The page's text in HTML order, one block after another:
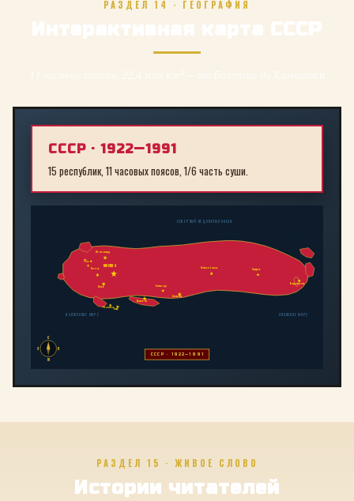
РАЗДЕЛ 14 · ГЕОГРАФИЯ
Интерактивная карта СССР
СССР · 1922—1991
15 республик, 11 часовых поясов, 1/6 часть суши.
МОСКВА
Ленинград
Киев
Минск
Ташкент
Алма-Ата
Байконур
Новосибирск Иркутск
Владивосток
ТбилисиБаку
Рига
С
Ю
З
В
СССР · 1922—1991
БАЛТИЙСКОЕ МОРЕ
СЕВЕРНЫЙ ЛЕДОВИТЫЙ ОКЕАН
ЯПОНСКОЕ МОРЕ
РАЗДЕЛ 15 · ЖИВОЕ СЛОВО
Истории читателей